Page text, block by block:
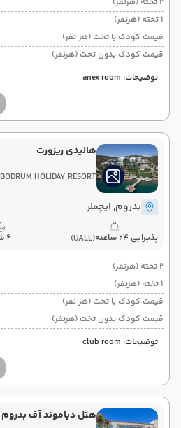
1 تخته (هرنفر)
قیمت کودک با تخت (هر نفر)
قیمت کودک بدون تخت (هرنفر)
توضیحات: anex room
هالیدی ریزورت
BODRUM HOLIDAY RESORT
بدروم, ایچملر
پذیرایی 24 ساعته (UALL) 6 شب
2 تخته (هرنفر)
1 تخته (هرنفر)
قیمت کودک با تخت (هر نفر)
قیمت کودک بدون تخت (هرنفر)
توضیحات: club room
هتل دیاموند آف بدروم